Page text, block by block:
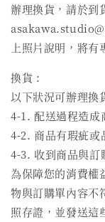
辦理換貨，請於到
上照片說明，將有
換貨 :
以下狀況可辦理換
4-1. 配送過程造成
4-2. 商品有瑕疵或
4-3. 收到商品與訂
為保障您的消費權
物與訂購單內容不
照存證，並發送這